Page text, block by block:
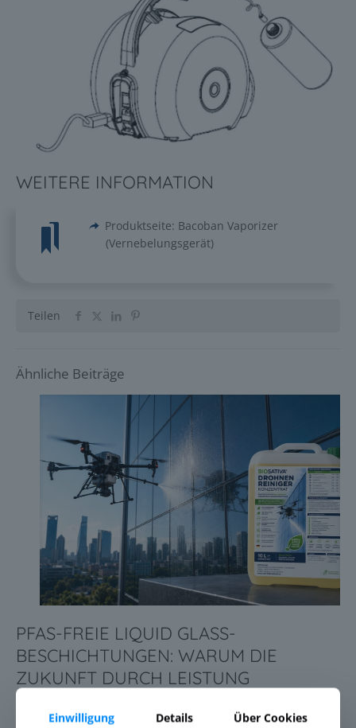
WEITERE INFORMATION
Produktseite: Bacoban Vaporizer
(Vernebelungsgerät)
Teilen
Ähnliche Beiträge
PFAS-FREIE LIQUID GLASS-
BESCHICHTUNGEN: WARUM DIE
ZUKUNFT DURCH LEISTUNG
ENTSCHIEDEN WIRD
Einwilligung Details Über Cookies